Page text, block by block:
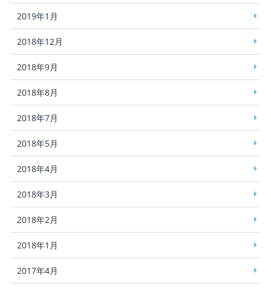
2019年1月
2018年12月
2018年9月
2018年8月
2018年7月
2018年5月
2018年4月
2018年3月
2018年2月
2018年1月
2017年4月